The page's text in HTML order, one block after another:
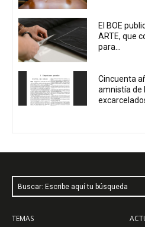
El BOE
ARTE, que
para...
Cincuenta
amnistía de
Buscar: Escribe aquí tu búsqueda
TEMAS